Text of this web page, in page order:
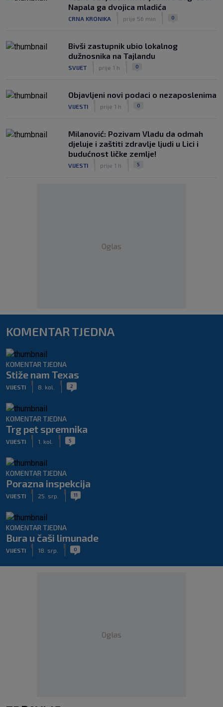
Napala ga dvojica mladića
CRNA KRONIKA prije 56 min 0
Bivši zastupnik ubio lokalnog
dužnosnika na Tajlandu
SVIJET prije 1 h 0
Objavljeni novi podaci o nezaposlenima
VIJESTI prije 1 h 0
Milanović: Pozivam Vladu da odmah
djeluje i zaštiti zdravlje ljudi u Lici i
budućnost ličke zemlje!
VIJESTI prije 1 h 5
Oglas
KOMENTAR TJEDNA
KOMENTAR TJEDNA
Stiže nam Texas
VIJESTI 8. kol. 2
KOMENTAR TJEDNA
Trg pet spremnika
VIJESTI 1. kol. 5
KOMENTAR TJEDNA
Porazna inspekcija
VIJESTI 25. srp. 11
KOMENTAR TJEDNA
Bura u čaši limunade
VIJESTI 18. srp. 0
Oglas